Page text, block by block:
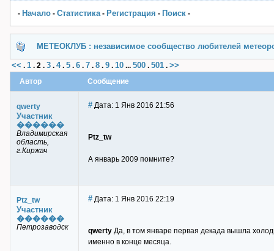
- Начало - Статистика- Pегистрация - Поиск -
МЕТЕОКЛУБ : независимое сообщество любителей
<< . 1 . 2 . 3 . 4. 5 . 6 . 7 . 8 . 9 . 10 ... 500 . 501 . >>
Автор Сообщение
qwerty
Участник
������
Владимирская
область,
г.Киржач
# Дата: 1 Янв 2016 21:56
Ptz_tw
А январь 2009 помните?
Ptz_tw
Участник
������
Петрозаводск
# Дата: 1 Янв 2016 22:19
qwerty Да, в том январе первая декада вышла
именно в конце месяца.